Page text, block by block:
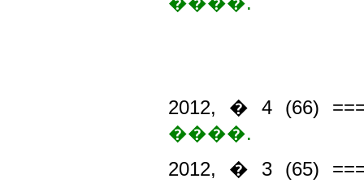
2012, � 4 (66)
����.
2012, � 3 (65)